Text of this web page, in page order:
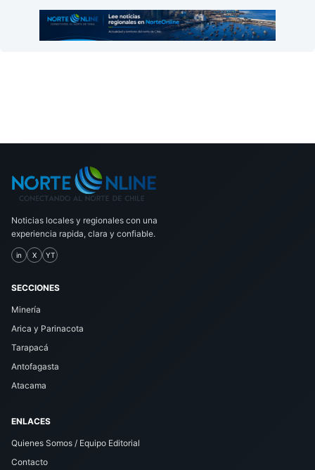
Noticias locales y regionales con una
experiencia rapida, clara y confiable.
in X YT
SECCIONES
Minería
Arica y Parinacota
Tarapacá
Antofagasta
Atacama
ENLACES
Quienes Somos / Equipo Editorial
Contacto